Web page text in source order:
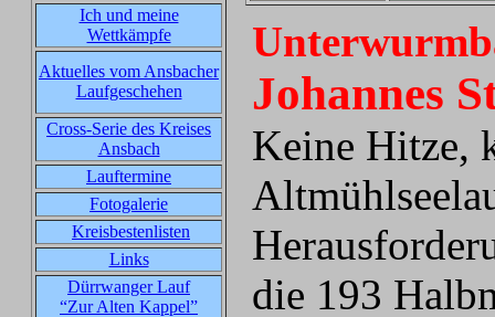
Ich und meine
Wettkämpfe
Aktuelles vom Ansbacher
Laufgeschehen
Cross-Serie des Kreises
Ansbach
Lauftermine
Fotogalerie
Kreisbestenlisten
Links
Dürrwanger Lauf
“Zur Alten Kappel”
Johannes
Keine Hitze,
die 193